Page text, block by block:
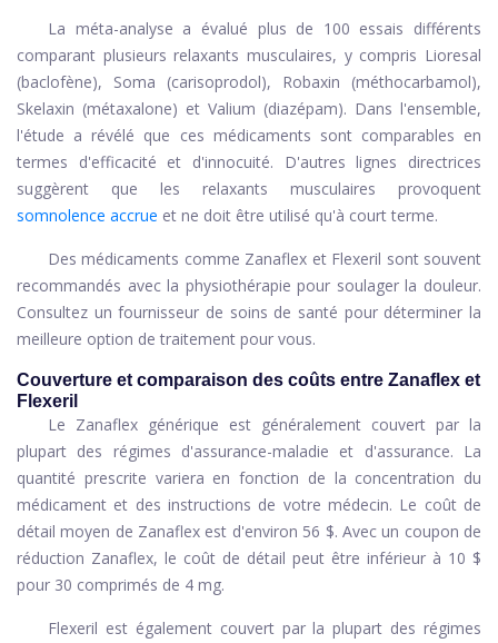
La méta-analyse a évalué plus de 100 essais différents
comparant plusieurs relaxants musculaires, y compris Lioresal
(baclofène), Soma (carisoprodol), Robaxin (méthocarbamol),
Skelaxin (métaxalone) et Valium (diazépam). Dans l'ensemble,
l'étude a révélé que ces médicaments sont comparables en
termes d'efficacité et d'innocuité. D'autres lignes directrices
suggèrent que les relaxants musculaires provoquent
somnolence accrue et ne doit être utilisé qu'à court terme.
Des médicaments comme Zanaflex et Flexeril sont souvent
recommandés avec la physiothérapie pour soulager la douleur.
Consultez un fournisseur de soins de santé pour déterminer la
meilleure option de traitement pour vous.
Couverture et comparaison des coûts entre Zanaflex et
Flexeril
Le Zanaflex générique est généralement couvert par la
plupart des régimes d'assurance-maladie et d'assurance. La
quantité prescrite variera en fonction de la concentration du
médicament et des instructions de votre médecin. Le coût de
détail moyen de Zanaflex est d'environ 56 $. Avec un coupon de
réduction Zanaflex, le coût de détail peut être inférieur à 10 $
pour 30 comprimés de 4 mg.
Flexeril est également couvert par la plupart des régimes